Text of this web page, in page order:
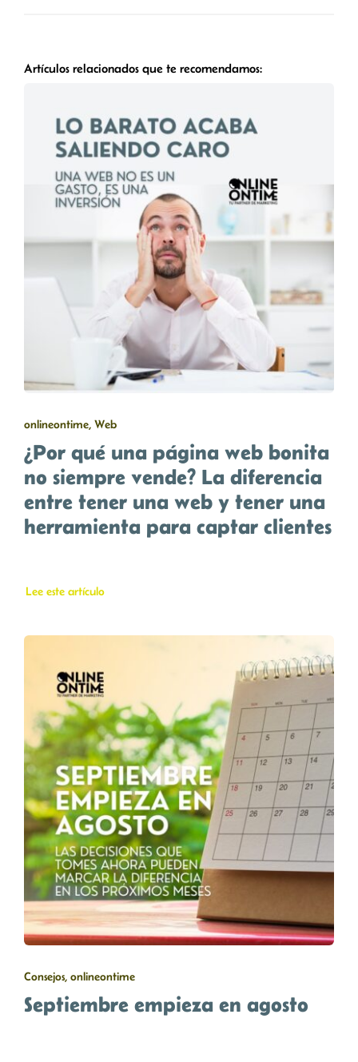
Artículos relacionados que te recomendamos:
onlineontime, Web
¿Por qué una página web bonita
no siempre vende? La diferencia
entre tener una web y tener una
herramienta para captar clientes
Lee este artículo
Consejos, onlineontime
Septiembre empieza en agosto